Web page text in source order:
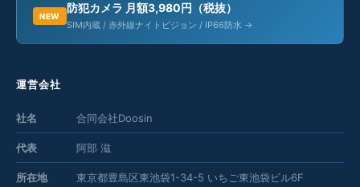
NEW
防犯カメラ 月額3,980円（税抜）
SIM内蔵 / 赤外線ナイトビジョン / IP66防水 →
運営会社
社名 合同会社Doosin
代表 阿部 滋
所在地 東京都豊島区東池袋1-34-5 いちご東池袋ビル6F